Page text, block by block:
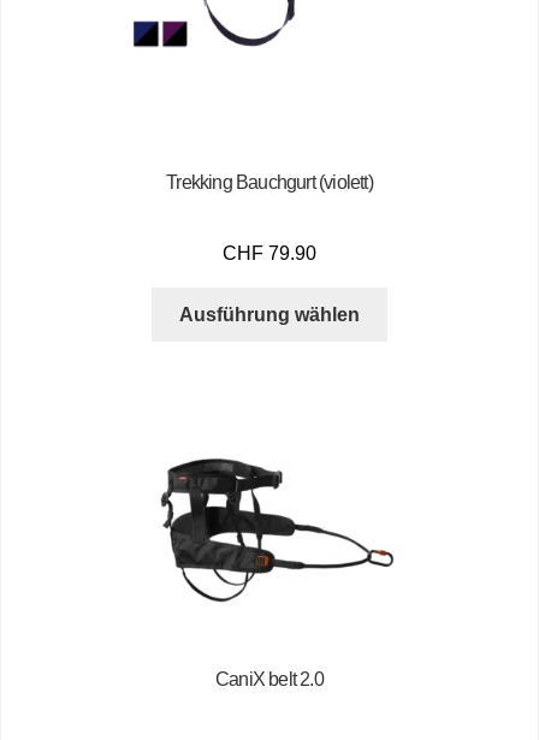
Trekking Bauchgurt (violett)
CHF 79.90
Ausführung wählen
CaniX belt 2.0